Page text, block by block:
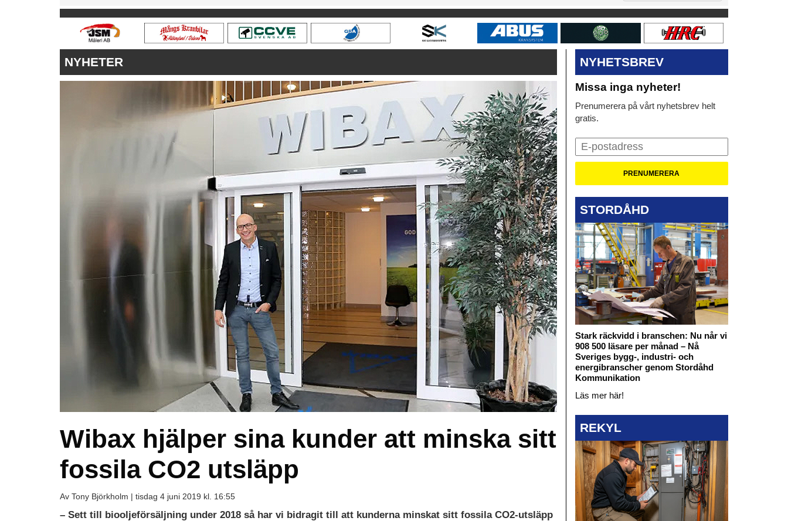
NYHETER
Wibax hjälper sina kunder att minska sitt
fossila CO2 utsläpp
Av Tony Björkholm | tisdag 4 juni 2019 kl. 16:55
– Sett till biooljeförsäljning under 2018 så har vi bidragit till att kunderna minskat sitt fossila CO2-utsläpp
NYHETSBREV
Missa inga nyheter!
Prenumerera på vårt nyhetsbrev helt
gratis.
STORDÅHD
Stark räckvidd i branschen: Nu når vi
908 500 läsare per månad – Nå
Sveriges bygg-, industri- och
energibranscher genom Stordåhd
Kommunikation
Läs mer här!
REKYL